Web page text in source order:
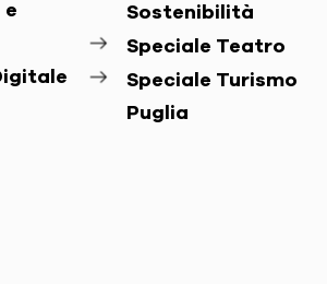
e
Sostenibilità
Speciale Teatro
Speciale Turismo
Puglia